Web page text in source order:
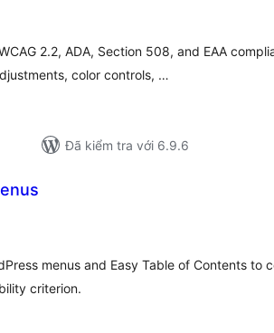
2.2, ADA, Section 508, and EAA
color controls, …
Đã kiểm tra với 6.9.6
menus and Easy Table of Contents to
criterion.